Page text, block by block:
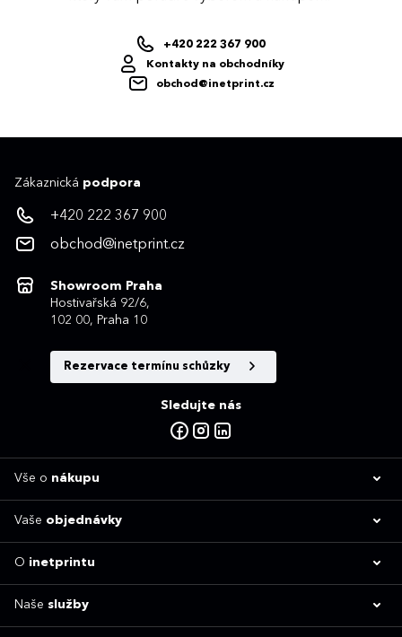
+420 222 367 900
Kontakty na obchodníky
obchod@inetprint.cz
Zákaznická podpora
+420 222 367 900
obchod@inetprint.cz
Showroom Praha
Hostivařská 92/6,
102 00, Praha 10
Rezervace termínu schůzky
Sledujte nás
Vše o nákupu
Vaše objednávky
O inetprintu
Naše služby